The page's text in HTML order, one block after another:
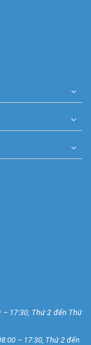
– 17:30, Thứ 2 đến Thứ
– 17:30, Thứ 2 đến